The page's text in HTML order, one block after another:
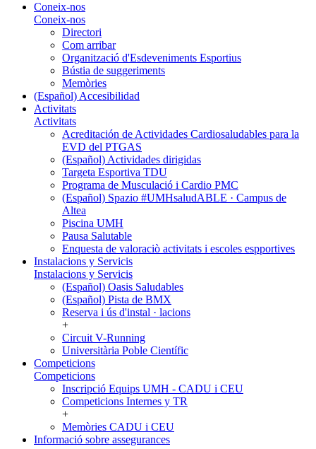
Coneix-nos
Coneix-nos
Directori
Com arribar
Organització d'Esdeveniments Esportius
Bústia de suggeriments
Memòries
(Español) Accesibilidad
Activitats
Activitats
Acreditación de Actividades Cardiosaludables para la
EVD del PTGAS
(Español) Actividades dirigidas
Targeta Esportiva TDU
Programa de Musculació i Cardio PMC
(Español) Spazio #UMHsaludABLE · Campus de
Altea
Piscina UMH
Pausa Salutable
Enquesta de valoraciò activitats i escoles espportives
Instalacions y Servicis
Instalacions y Servicis
(Español) Oasis Saludables
(Español) Pista de BMX
Reserva i ús d'instal · lacions
+
Circuit V-Running
Universitària Poble Científic
Competicions
Competicions
Inscripció Equips UMH - CADU i CEU
Competicions Internes y TR
+
Memòries CADU i CEU
Informació sobre assegurances